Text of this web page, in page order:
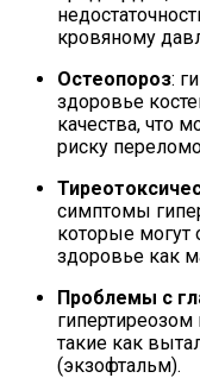
кровяному
Остеопороз:
здоровье
качества, что
риску
симптомы
которые могут
здоровье как
Проблемы с
такие как
(экзофтальм).